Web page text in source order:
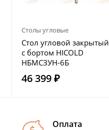
Столы угловые
Стол угловой закрытый
с бортом HICOLD
НБМСЗУН-6Б
46 399 ₽
Оплата